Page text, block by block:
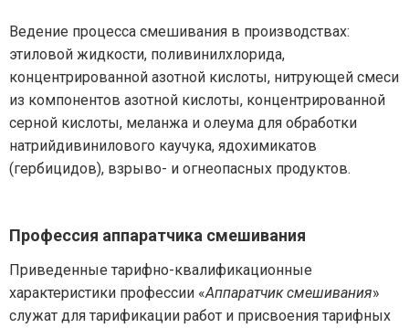
Ведение процесса смешивания в производствах:
этиловой жидкости, поливинилхлорида,
концентрированной азотной кислоты, нитрующей смеси
из компонентов азотной кислоты, концентрированной
серной кислоты, меланжа и олеума для обработки
натрийдивинилового каучука, ядохимикатов
(гербицидов), взрыво- и огнеопасных продуктов.
Профессия аппаратчика смешивания
Приведенные тарифно-квалификационные
характеристики профессии «Аппаратчик смешивания»
служат для тарификации работ и присвоения тарифных